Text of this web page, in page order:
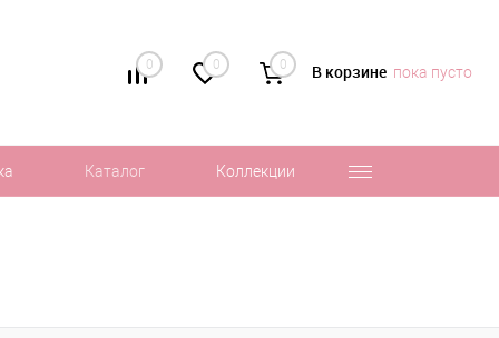
0 0 0 В корзине пока пусто
Каталог Коллекции